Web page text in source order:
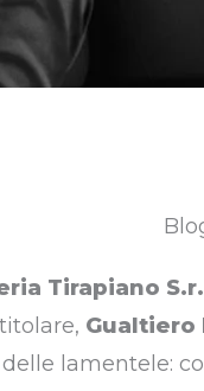
Tirapiano
Gualtiero
lamentele: